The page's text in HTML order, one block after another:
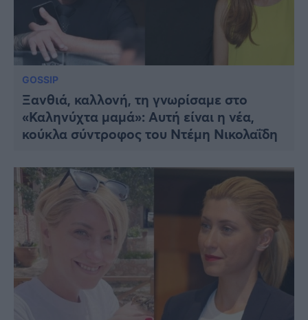
GOSSIP
Ξανθιά, καλλονή, τη γνωρίσαμε στο
«Καληνύχτα μαμά»: Αυτή είναι η νέα,
κούκλα σύντροφος του Ντέμη Νικολαΐδη